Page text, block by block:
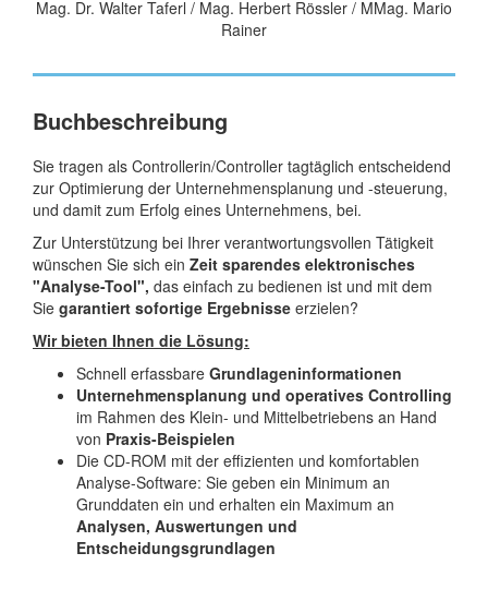
Mag. Dr. Walter Taferl / Mag. Herbert Rössler / MMag. Mario
Rainer
Buchbeschreibung
Sie tragen als Controllerin/Controller tagtäglich entscheidend
zur Optimierung der Unternehmensplanung und -steuerung,
und damit zum Erfolg eines Unternehmens, bei.
Zur Unterstützung bei Ihrer verantwortungsvollen Tätigkeit
wünschen Sie sich ein Zeit sparendes elektronisches
"Analyse-Tool", das einfach zu bedienen ist und mit dem
Sie garantiert sofortige Ergebnisse erzielen?
Wir bieten Ihnen die Lösung:
Schnell erfassbare Grundlageninformationen
Unternehmensplanung und operatives Controlling
im Rahmen des Klein- und Mittelbetriebens an Hand
von Praxis-Beispielen
Die CD-ROM mit der effizienten und komfortablen
Analyse-Software: Sie geben ein Minimum an
Grunddaten ein und erhalten ein Maximum an
Analysen, Auswertungen und
Entscheidungsgrundlagen